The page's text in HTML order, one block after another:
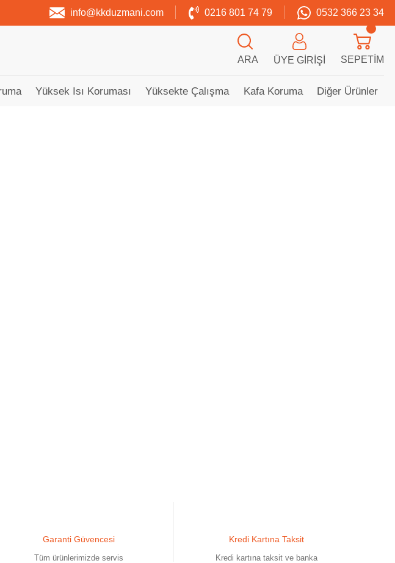
info@kkduzmani.com 0216 801 74 79 0532 366 23 34
ARA ÜYE GIRIŞI SEPETIM
Yüksek Isı Koruması Yüksekte Çalışma Kafa Koruma Diğer Ürünler
Garanti Güvencesi
Tüm ürünlerimizde servis
Kredi Kartına Taksit
Kredi kartına taksit ve banka